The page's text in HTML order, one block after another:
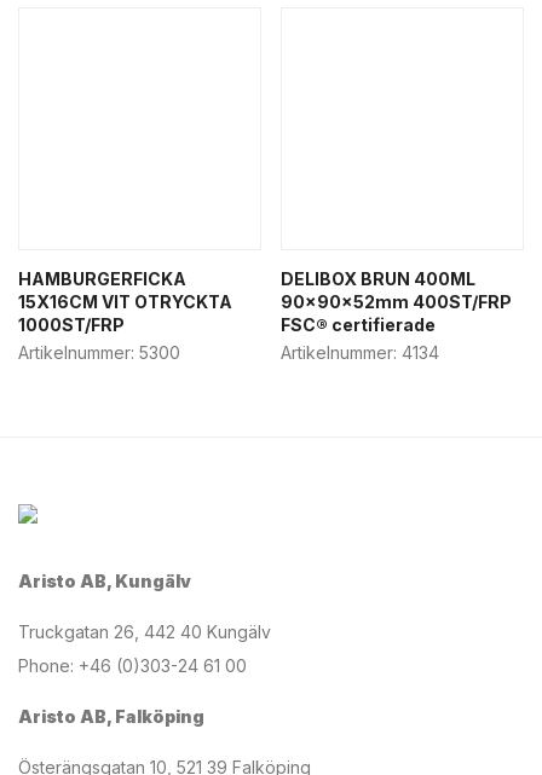
HAMBURGERFICKA
15X16CM VIT OTRYCKTA
1000ST/FRP
Artikelnummer: 5300
DELIBOX BRUN 400ML
90x90x52mm 400ST/FRP
FSC® certifierade
Artikelnummer: 4134
Aristo AB, Kungälv
Truckgatan 26, 442 40 Kungälv
Phone: +46 (0)303-24 61 00
Aristo AB, Falköping
Österängsgatan 10, 521 39 Falköping